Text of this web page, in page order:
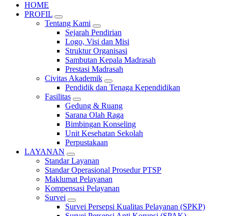
HOME
PROFIL
Tentang Kami
Sejarah Pendirian
Logo, Visi dan Misi
Struktur Organisasi
Sambutan Kepala Madrasah
Prestasi Madrasah
Civitas Akademik
Pendidik dan Tenaga Kependidikan
Fasilitas
Gedung & Ruang
Sarana Olah Raga
Bimbingan Konseling
Unit Kesehatan Sekolah
Perpustakaan
LAYANAN
Standar Layanan
Standar Operasional Prosedur PTSP
Maklumat Pelayanan
Kompensasi Pelayanan
Survei
Survei Persepsi Kualitas Pelayanan (SPKP)